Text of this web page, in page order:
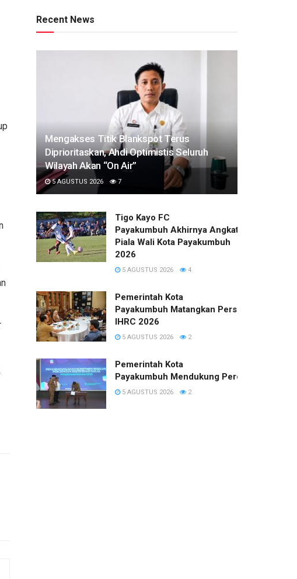
Recent News
Mengakses Titik Blankspot Terus
Diprioritaskan, Ahdi Optimistis Seluruh
Wilayah Akan “On Air”
5 AGUSTUS 2026 7
Tigo Kayo FC
Payakumbuh Akhirnya Angkat Trofi
Piala Wali Kota Payakumbuh
2026
5 AGUSTUS 2026 4
Pemerintah Kota
Payakumbuh Matangkan Persiapan
IHRC 2026
5 AGUSTUS 2026 2
Pemerintah Kota
Payakumbuh Mendukung Percepatan
5 AGUSTUS 2026 2